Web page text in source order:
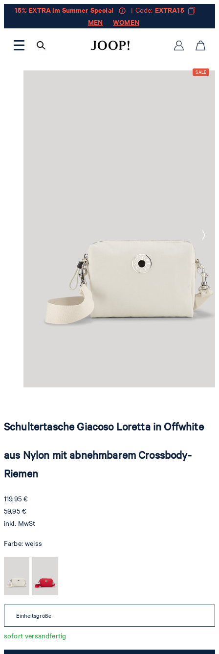
15% EXTRA im Summer Special | Code: EXTRA15
MEN
WOMEN
Schultertasche Giacoso Loretta in Offwhite
aus Nylon mit abnehmbarem Crossbody-
Riemen
119,95 €
59,95 €
inkl. MwSt
Farbe:weiss
Einheitsgröße
sofort versandfertig